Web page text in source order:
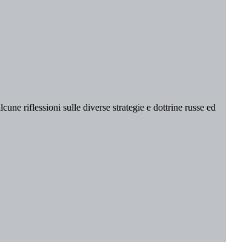
riflessioni sulle diverse strategie e dottrine russe ed